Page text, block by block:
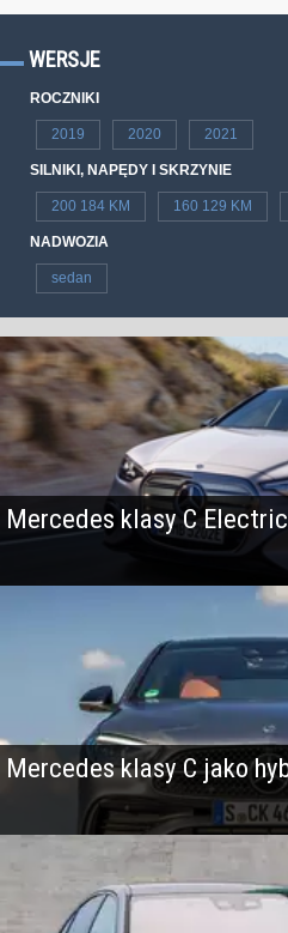
WERSJE
ROCZNIKI
2019 2020 2021
SILNIKI, NAPĘDY I SKRZYNIE
200 184 KM 160 129 KM
NADWOZIA
sedan
Mercedes klasy C
Mercedes klasy C jako